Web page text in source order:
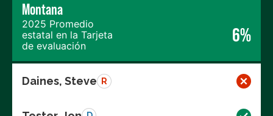
Montana
2025 Promedio
estatal en la Tarjeta
de evaluación
6%
Daines, Steve R